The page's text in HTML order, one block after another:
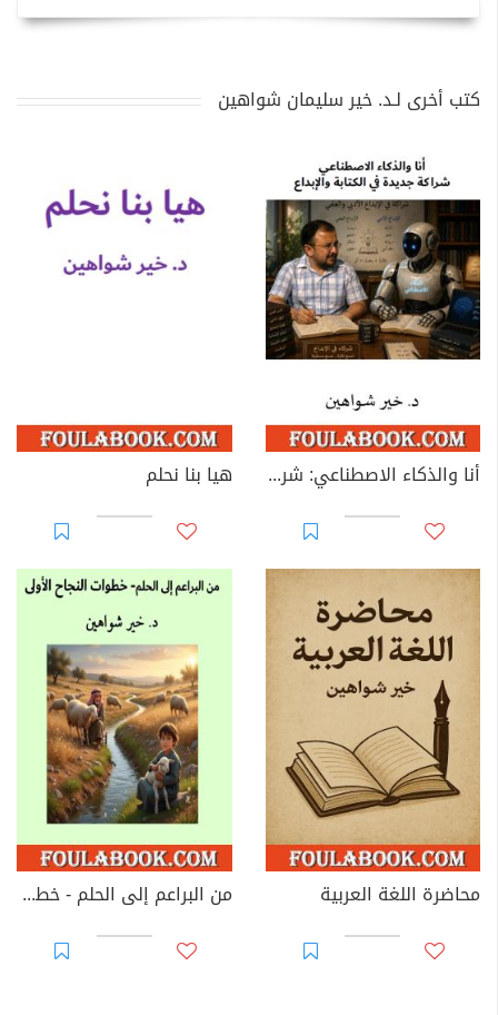
كتب أخرى لـد. خير سليمان شواهين
أنا والذكاء الاصطناعي: شراكة جديدة في الكتابة والإبداع هيا بنا نحلم
محاضرة اللغة العربية من البراعم إلى الحلم - خطوات النجاح الأولى